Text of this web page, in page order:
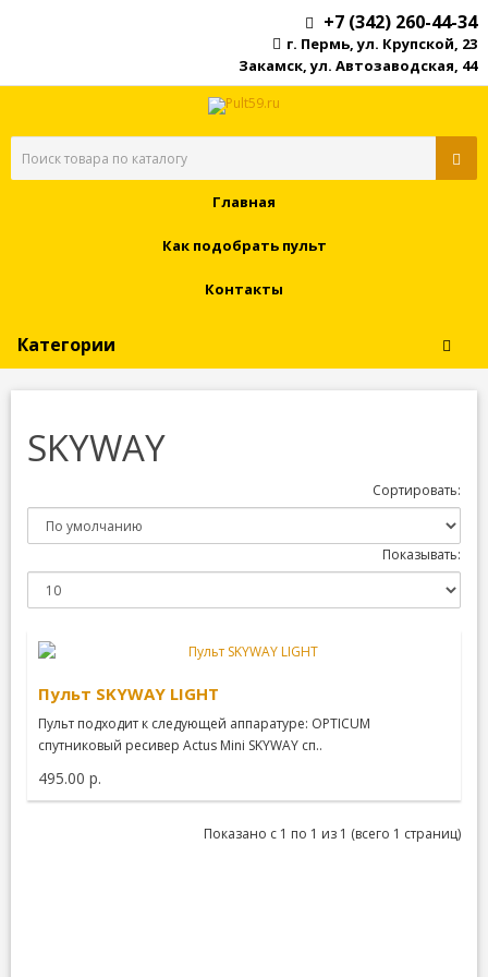
+7 (342) 260-44-34
г. Пермь, ул. Крупской, 23
Закамск, ул. Автозаводская, 44
Главная
Как подобрать пульт
Контакты
Категории
SKYWAY
Сортировать:
Показывать:
Пульт SKYWAY LIGHT
Пульт подходит к следующей аппаратуре: OPTICUM
спутниковый ресивер Actus Mini SKYWAY сп..
495.00 р.
Показано с 1 по 1 из 1 (всего 1 страниц)